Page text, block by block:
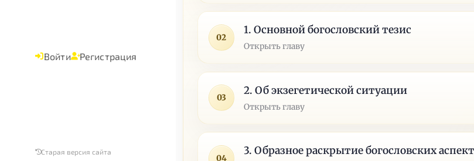
Войти Регистрация
Старая версия сайта
02
1. Основной богословский тезис
Открыть главу
03
2. Об экзегетической ситуации
Открыть главу
04
3. Образное раскрытие богословских